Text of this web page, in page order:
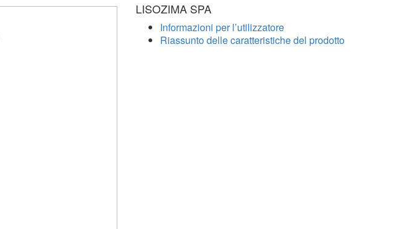
LISOZIMA SPA
Informazioni per l’utilizzatore
Riassunto delle caratteristiche del prodotto